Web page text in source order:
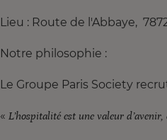
Lieu : Route de l'Abbaye,
Notre philosophie :
Le Groupe Paris Society
« L’hospitalité est une valeur